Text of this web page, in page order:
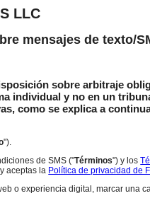
LLC
mensajes de texto/
sobre arbitraje
individual y no en un
como se explica a
").
de SMS ("Términos") y los
aceptas la Política de privacidad de
o experiencia digital, marcar una